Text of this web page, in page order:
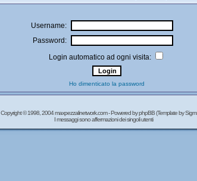
Username:
Password:
Login automatico ad ogni visita:
Ho dimenticato la password
Copyright © 1998, 2004 maxpezzalinetwork.com - Powered byphpBB(Template by
I messaggi sono affermazioni dei singoli utenti